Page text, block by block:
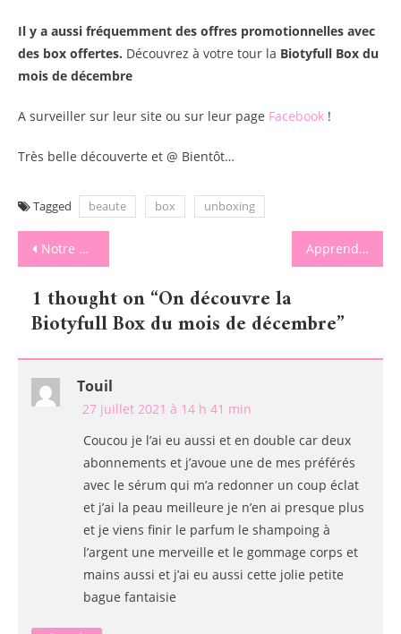
Il y a aussi fréquemment des offres promotionnelles avec
des box offertes. Découvrez à votre tour la Biotyfull Box du
mois de décembre
A surveiller sur leur site ou sur leur page Facebook !
Très belle découverte et @ Bientôt…
Tagged beaute box unboxing
Navigation
de
l’article
Notre Degusta Box du mois de décembre Apprendre l’anglais de façon interactive.
1 thought on “On découvre la
Biotyfull Box du mois de décembre”
Touil
27 juillet 2021 à 14 h 41 min
Coucou je l’ai eu aussi et en double car deux
abonnements et j’avoue une de mes préférés
avec le sérum qui m’a redonner un coup éclat
et j’ai la peau meilleure je n’en ai presque plus
et je viens finir le parfum le shampoing à
l’argent une merveille et le gommage corps et
mains aussi et j’ai eu aussi cette jolie petite
bague fantaisie